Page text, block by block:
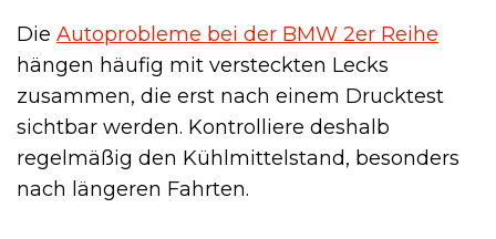
Die Autoprobleme bei der BMW 2er Reihe
hängen häufig mit versteckten Lecks
zusammen, die erst nach einem Drucktest
sichtbar werden. Kontrolliere deshalb
regelmäßig den Kühlmittelstand, besonders
nach längeren Fahrten.